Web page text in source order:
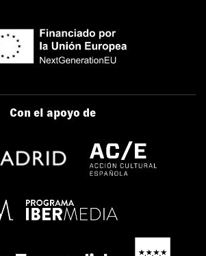
Con el apoyo de